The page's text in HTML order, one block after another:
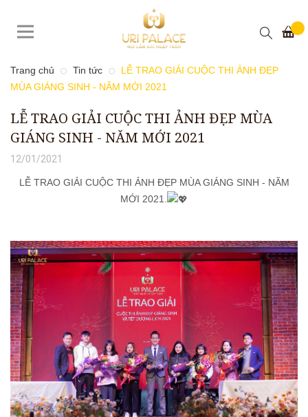
Trang chủ Tin tức
LỄ TRAO GIẢI CUỘC THI ẢNH ĐẸP
MÙA GIÁNG SINH - NĂM MỚI 2021
LỄ TRAO GIẢI CUỘC THI ẢNH ĐẸP MÙA
GIÁNG SINH - NĂM MỚI 2021
12/01/2021
LỄ TRAO GIẢI CUỘC THI ẢNH ĐẸP MÙA GIÁNG SINH - NĂM
MỚI 2021.